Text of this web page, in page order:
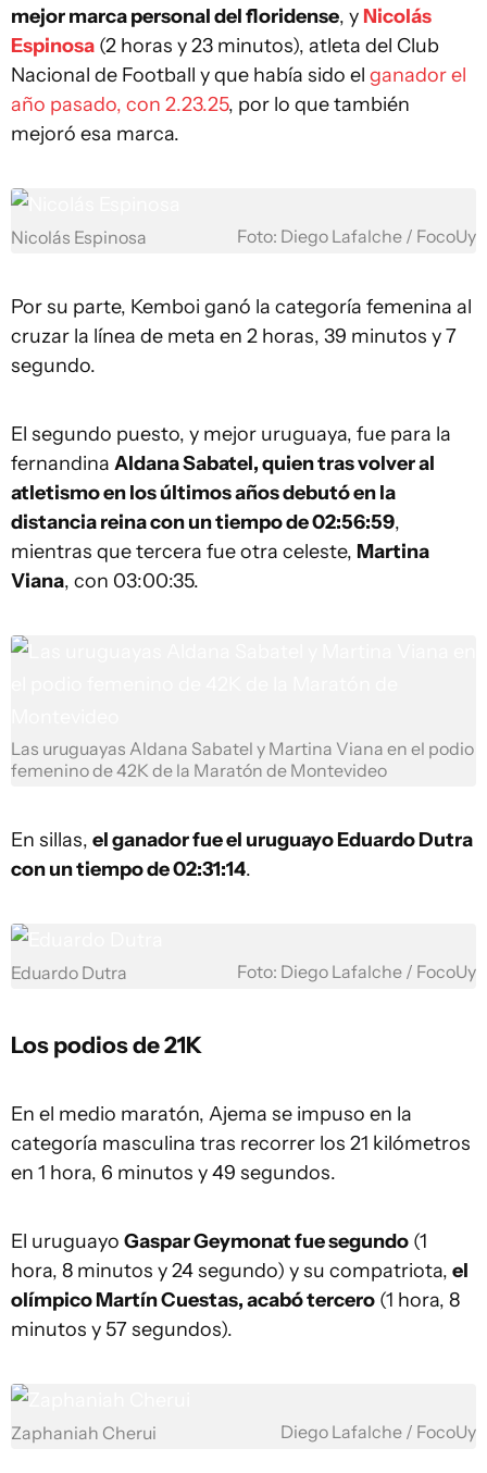
mejor marca personal del floridense, y Nicolás
Espinosa (2 horas y 23 minutos), atleta del Club
Nacional de Football y que había sido el ganador el
año pasado, con 2.23.25, por lo que también
mejoró esa marca.
Nicolás Espinosa Foto: Diego Lafalche / FocoUy
Por su parte, Kemboi ganó la categoría femenina al
cruzar la línea de meta en 2 horas, 39 minutos y 7
segundo.
El segundo puesto, y mejor uruguaya, fue para la
fernandina Aldana Sabatel, quien tras volver al
atletismo en los últimos años debutó en la
distancia reina con un tiempo de 02:56:59,
mientras que tercera fue otra celeste, Martina
Viana, con 03:00:35.
Las uruguayas Aldana Sabatel y Martina Viana en el podio
femenino de 42K de la Maratón de Montevideo
En sillas, el ganador fue el uruguayo Eduardo Dutra
con un tiempo de 02:31:14.
Eduardo Dutra Foto: Diego Lafalche / FocoUy
Los podios de 21K
En el medio maratón, Ajema se impuso en la
categoría masculina tras recorrer los 21 kilómetros
en 1 hora, 6 minutos y 49 segundos.
El uruguayo Gaspar Geymonat fue segundo (1
hora, 8 minutos y 24 segundo) y su compatriota, el
olímpico Martín Cuestas, acabó tercero (1 hora, 8
minutos y 57 segundos).
Zaphaniah Cherui Diego Lafalche / FocoUy